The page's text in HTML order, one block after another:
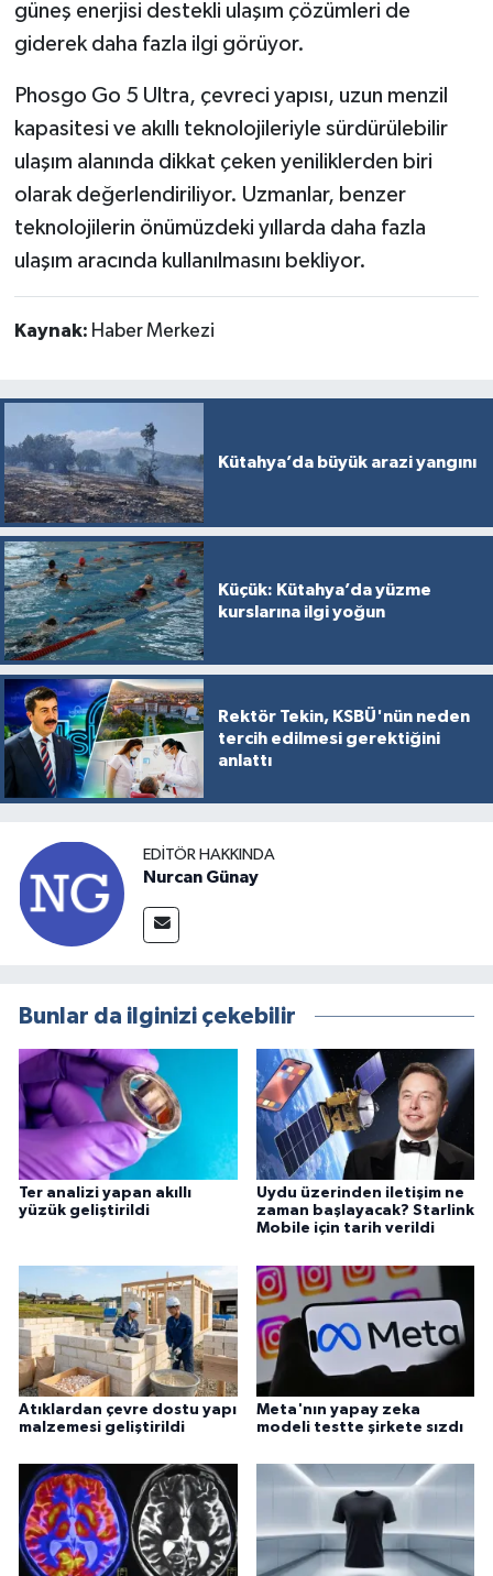
güneş enerjisi destekli ulaşım çözümleri de
giderek daha fazla ilgi görüyor.
Phosgo Go 5 Ultra, çevreci yapısı, uzun menzil
kapasitesi ve akıllı teknolojileriyle sürdürülebilir
ulaşım alanında dikkat çeken yeniliklerden biri
olarak değerlendiriliyor. Uzmanlar, benzer
teknolojilerin önümüzdeki yıllarda daha fazla
ulaşım aracında kullanılmasını bekliyor.
Kaynak: Haber Merkezi
Kütahya’da büyük arazi yangını
Küçük: Kütahya’da yüzme
kurslarına ilgi yoğun
Rektör Tekin, KSBÜ'nün neden
tercih edilmesi gerektiğini
anlattı
EDITÖR HAKKINDA
Nurcan Günay
Bunlar da ilginizi çekebilir
Ter analizi yapan akıllı
yüzük geliştirildi
Uydu üzerinden iletişim ne
zaman başlayacak? Starlink
Mobile için tarih verildi
Atıklardan çevre dostu yapı
malzemesi geliştirildi
Meta'nın yapay zeka
modeli testte şirkete sızdı